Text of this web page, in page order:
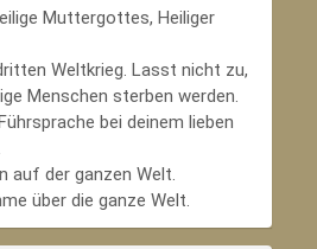
Muttergottes, Heiliger
Weltkrieg. Lasst nicht zu,
Menschen sterben werden.
bei deinem lieben
auf der ganzen Welt.
über die ganze Welt.